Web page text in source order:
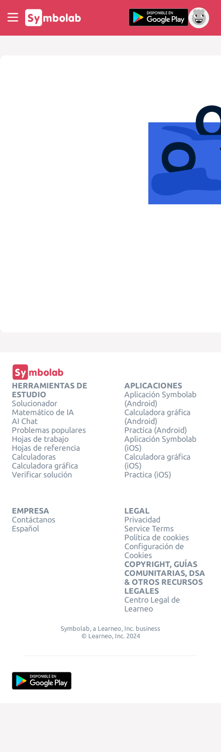
HERRAMIENTAS DE
ESTUDIO
Solucionador
Matemático de IA
AI Chat
Problemas populares
Hojas de trabajo
Hojas de referencia
Calculadoras
Calculadora gráfica
Verificar solución
APLICACIONES
Aplicación Symbolab
(Android)
Calculadora gráfica
(Android)
Practica (Android)
Aplicación Symbolab
(iOS)
Calculadora gráfica
(iOS)
Practica (iOS)
EMPRESA
Contáctanos
Español
LEGAL
Privacidad
Service Terms
Política de cookies
Configuración de
Cookies
COPYRIGHT, GUÍAS
COMUNITARIAS, DSA
& OTROS RECURSOS
LEGALES
Centro Legal de
Learneo
Symbolab, a Learneo, Inc. business
© Learneo, Inc. 2024